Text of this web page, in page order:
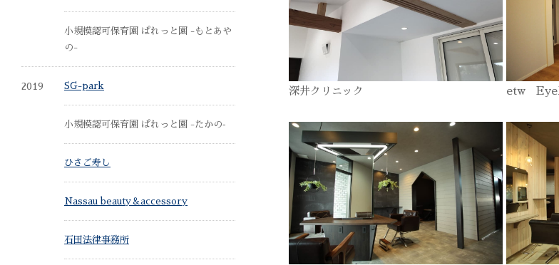
小規模認可保育園 ぱれっと園 -もとあや
の-
2019 SG-park
小規模認可保育園 ぱれっと園 -たかの‐
ひさご寿し
Nassau beauty＆accessory
石田法律事務所
深井クリニック etw